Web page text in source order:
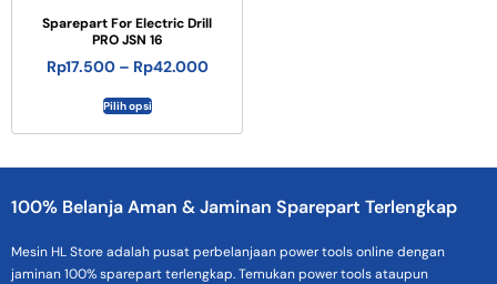
Sparepart For Electric Drill
PRO JSN 16
Rp17.500 – Rp42.000
Pilih opsi
100% Belanja Aman & Jaminan Sparepart Terlengkap
Mesin HL Store adalah pusat perbelanjaan power tools online dengan
jaminan 100% sparepart terlengkap. Temukan power tools ataupun